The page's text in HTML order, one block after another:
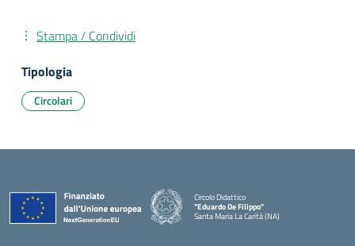
Stampa / Condividi
Tipologia
Circolari
Circolo Didattico
"Eduardo De Filippo"
Santa Maria La Carità (NA)